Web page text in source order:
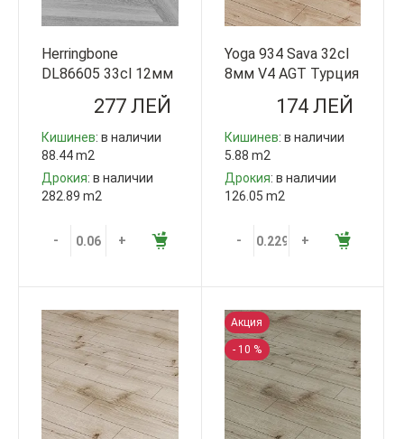
Herringbone
DL86605 33cl 12мм
277 ЛЕЙ
Кишинев: в наличии
88.44 m2
Дрокия: в наличии
282.89 m2
- +
Yoga 934 Sava 32cl
8мм V4 AGT Турция
174 ЛЕЙ
Кишинев: в наличии
5.88 m2
Дрокия: в наличии
126.05 m2
- +
Акция
- 10 %